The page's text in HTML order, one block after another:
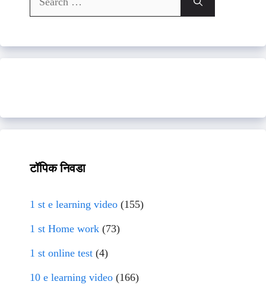
for:
टॉपिक निवडा
1 st e learning video (155)
1 st Home work (73)
1 st online test (4)
10 e learning video (166)